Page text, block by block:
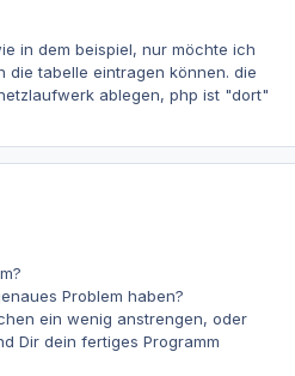
in dem beispiel, nur möchte ich
die tabelle eintragen können. die
ablegen, php ist "dort"
Problem haben?
ein wenig anstrengen, oder
Dir dein fertiges Programm